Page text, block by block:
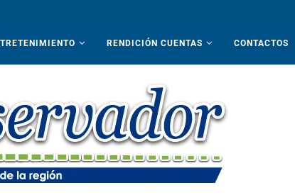
RENDICIÓN CUENTAS CONTACTOS